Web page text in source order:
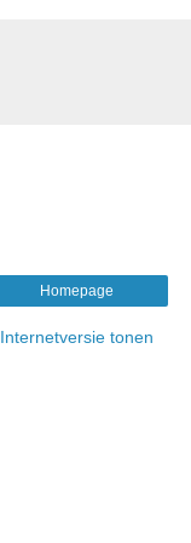
Homepage
Internetversie tonen